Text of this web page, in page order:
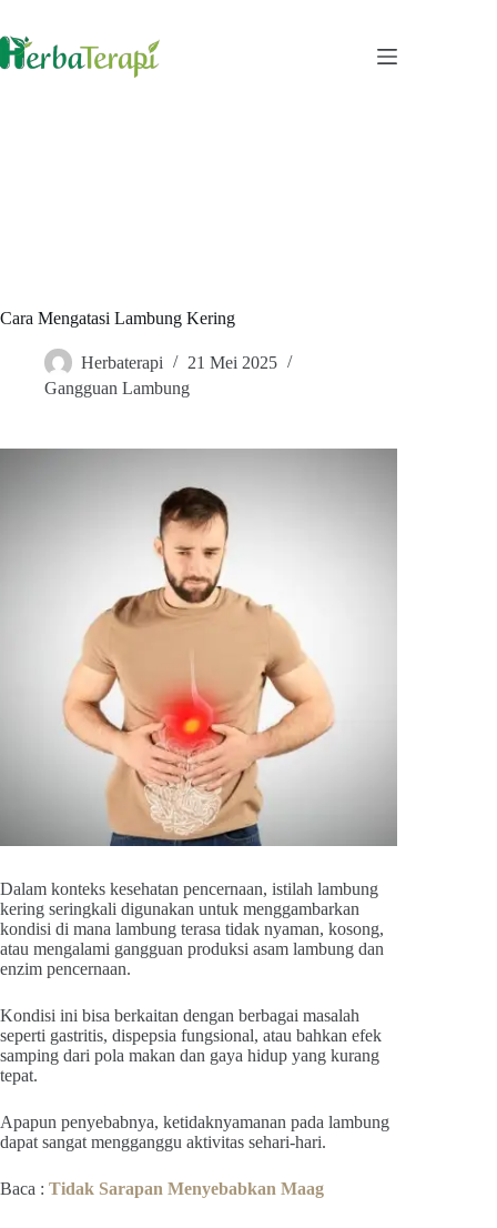
content
Cara Mengatasi Lambung Kering
Herbaterapi
21 Mei 2025
Gangguan Lambung
Dalam konteks kesehatan pencernaan, istilah lambung
kering seringkali digunakan untuk menggambarkan
kondisi di mana lambung terasa tidak nyaman, kosong,
atau mengalami gangguan produksi asam lambung dan
enzim pencernaan.
Kondisi ini bisa berkaitan dengan berbagai masalah
seperti gastritis, dispepsia fungsional, atau bahkan efek
samping dari pola makan dan gaya hidup yang kurang
tepat.
Apapun penyebabnya, ketidaknyamanan pada lambung
dapat sangat mengganggu aktivitas sehari-hari.
Baca : Tidak Sarapan Menyebabkan Maag